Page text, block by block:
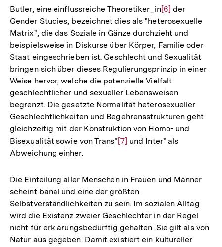
Butler, eine einflussreiche Theoretiker_inZur
Auflösung
der
Fußnote
[6] der
Gender Studies, bezeichnet dies als "heterosexuelle
Matrix", die das Soziale in Gänze durchzieht und
beispielsweise in Diskurse über Körper, Familie oder
Staat eingeschrieben ist. Geschlecht und Sexualität
bringen sich über dieses Regulierungsprinzip in einer
Weise hervor, welche die potenzielle Vielfalt
geschlechtlicher und sexueller Lebensweisen
begrenzt. Die gesetzte Normalität heterosexueller
Geschlechtlichkeiten und Begehrensstrukturen geht
gleichzeitig mit der Konstruktion von Homo- und
Bisexualität sowie von Trans*Zur
Fußnote
[7] und Inter* als
Abweichung einher.
Die Einteilung aller Menschen in Frauen und Männer
scheint banal und eine der größten
Selbstverständlichkeiten zu sein. Im sozialen Alltag
wird die Existenz zweier Geschlechter in der Regel
nicht für erklärungsbedürftig gehalten. Sie gilt als von
Natur aus gegeben. Damit existiert ein kultureller